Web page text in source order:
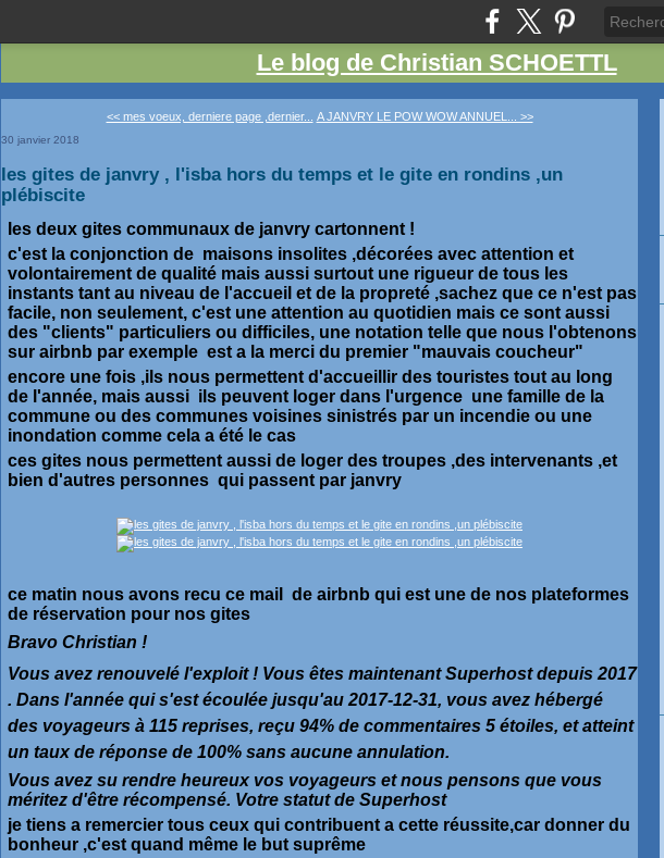
Le blog de Christian SCHOETTL
<< mes voeux, derniere page ,dernier... A JANVRY LE POW WOW ANNUEL... >>
30 janvier 2018
les gites de janvry , l'isba hors du temps et le gite en rondins ,un
plébiscite
les deux gites communaux de janvry cartonnent !
c'est la conjonction de maisons insolites ,décorées avec attention et
volontairement de qualité mais aussi surtout une rigueur de tous les
instants tant au niveau de l'accueil et de la propreté ,sachez que ce n'est pas
facile, non seulement, c'est une attention au quotidien mais ce sont aussi
des "clients" particuliers ou difficiles, une notation telle que nous l'obtenons
sur airbnb par exemple est a la merci du premier "mauvais coucheur"
encore une fois ,ils nous permettent d'accueillir des touristes tout au long
de l'année, mais aussi ils peuvent loger dans l'urgence une famille de la
commune ou des communes voisines sinistrés par un incendie ou une
inondation comme cela a été le cas
ces gites nous permettent aussi de loger des troupes ,des intervenants ,et
bien d'autres personnes qui passent par janvry
ce matin nous avons recu ce mail de airbnb qui est une de nos plateformes
de réservation pour nos gites
Bravo Christian !
Vous avez renouvelé l'exploit ! Vous êtes maintenant Superhost depuis 2017
. Dans l'année qui s'est écoulée jusqu'au 2017-12-31, vous avez hébergé
des voyageurs à 115 reprises, reçu 94% de commentaires 5 étoiles, et atteint
un taux de réponse de 100% sans aucune annulation.
Vous avez su rendre heureux vos voyageurs et nous pensons que vous
méritez d'être récompensé. Votre statut de Superhost
je tiens a remercier tous ceux qui contribuent a cette réussite,car donner du
bonheur ,c'est quand même le but suprême